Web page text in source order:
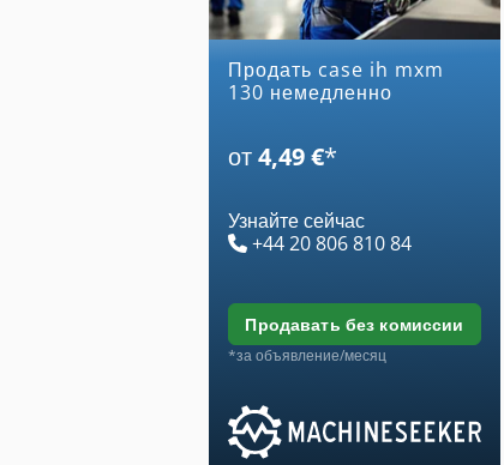
Продать case ih mxm
130 немедленно
от4,49 €*
Узнайте сейчас
+44 20 806 810 84
продавать без комиссии
*за объявление/месяц